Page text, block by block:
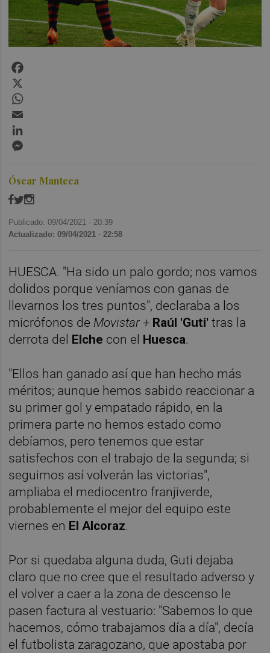
Óscar Manteca
Publicado: 09/04/2021 · 20:39
Actualizado: 09/04/2021 · 22:58
HUESCA. "Ha sido un palo gordo; nos vamos
dolidos porque veníamos con ganas de
llevarnos los tres puntos", declaraba a los
micrófonos de Movistar + Raúl 'Guti' tras la
derrota del Elche con el Huesca.
"Ellos han ganado así que han hecho más
méritos; aunque hemos sabido reaccionar a
su primer gol y empatado rápido, en la
primera parte no hemos estado como
debíamos, pero tenemos que estar
satisfechos con el trabajo de la segunda; si
seguimos así volverán las victorias",
ampliaba el mediocentro franjiverde,
probablemente el mejor del equipo este
viernes en El Alcoraz.
Por si quedaba alguna duda, Guti dejaba
claro que no cree que el resultado adverso y
el volver a caer a la zona de descenso le
pasen factura al vestuario: "Sabemos lo que
hacemos, cómo trabajamos día a día", decía
el futbolista zaragozano, que apostaba por